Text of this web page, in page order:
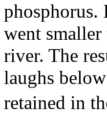
phosphorus.
went
river. The
laughs
retained in